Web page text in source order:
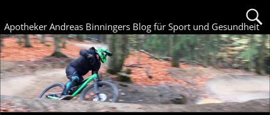
Apotheker Andreas Binningers Blog für Sport und Gesundheit